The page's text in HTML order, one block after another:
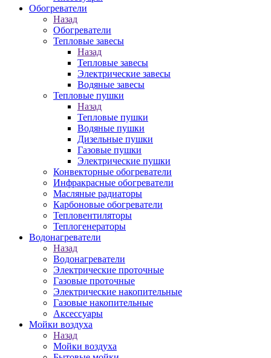
Обогреватели
Назад
Обогреватели
Тепловые завесы
Назад
Тепловые завесы
Электрические завесы
Водяные завесы
Тепловые пушки
Назад
Тепловые пушки
Водяные пушки
Дизельные пушки
Газовые пушки
Электрические пушки
Конвекторные обогреватели
Инфракрасные обогреватели
Масляные радиаторы
Карбоновые обогреватели
Тепловентиляторы
Теплогенераторы
Водонагреватели
Назад
Водонагреватели
Электрические проточные
Газовые проточные
Электрические накопительные
Газовые накопительные
Аксессуары
Мойки воздуха
Назад
Мойки воздуха